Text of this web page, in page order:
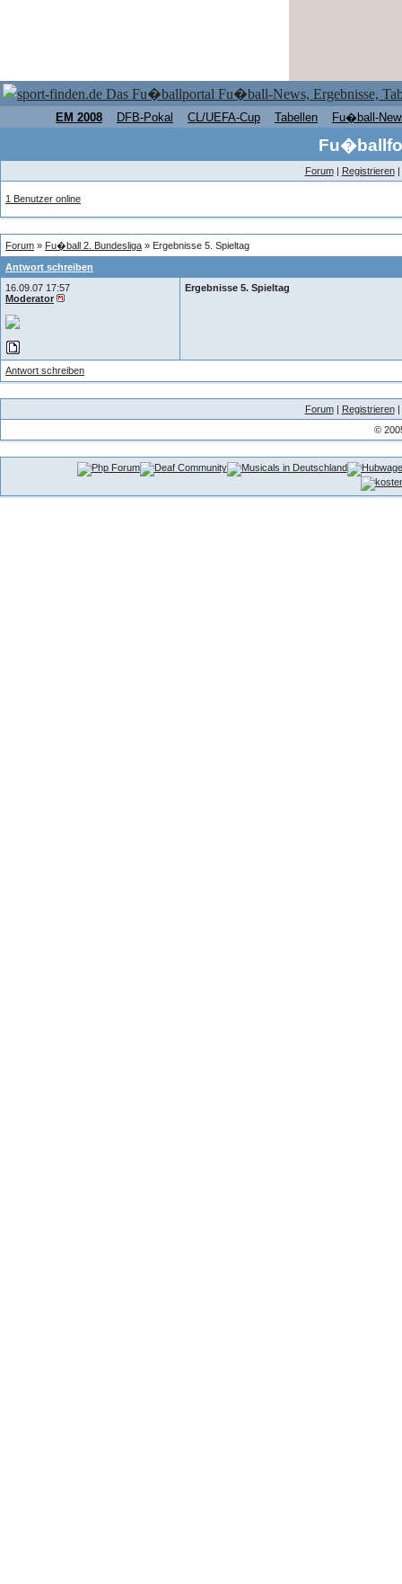
EM 2008 DFB-Pokal CL/UEFA-Cup Tabellen Fu�ball-
Forum| Registrieren|
1 Benutzer online
Forum » Fu�ball 2. Bundesliga » Ergebnisse 5. Spieltag
Antwort schreiben
16.09.07 17:57
Moderator
Ergebnisse 5. Spieltag
Antwort schreiben
Forum| Registrieren|
©